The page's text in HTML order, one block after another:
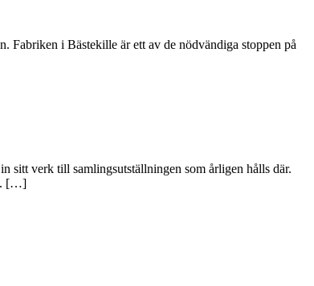
i Bästekille är ett av de nödvändiga stoppen på
sitt verk till samlingsutställningen som årligen hålls där.
[…]